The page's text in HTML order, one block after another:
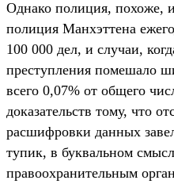
Однако полиция, похоже,
полиция Манхэттена
100 000 дел, и случаи,
преступления помешало
всего 0,07% от общего
доказательств тому, что
расшифровки данных
тупик, в буквальном
правоохранительным